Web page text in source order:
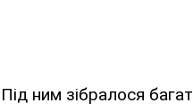
Під ним зібралося